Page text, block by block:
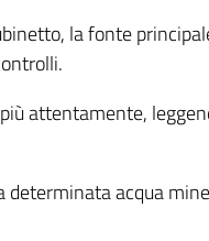
la fonte
attentamente,
acqua